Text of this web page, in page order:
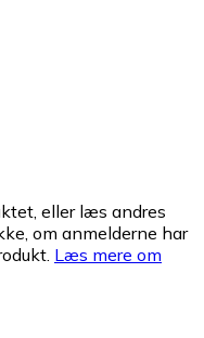
eller læs andres
om anmelderne har
Læs mere om